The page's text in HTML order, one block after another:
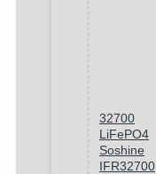
32700
LiFePO4
Soshine
IFR32700